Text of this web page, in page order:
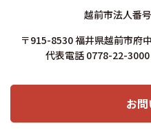
越前市法人番
〒915-8530 福井県越前市府
代表電話 0778-22-
お